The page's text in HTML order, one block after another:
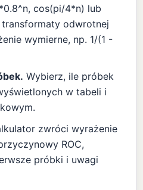
cos(pi/4*n) lub
odwrotnej
wymierne, np. 1/(1 -
Wybierz, ile próbek
w tabeli i
zwróci wyrażenie
ROC,
próbki i uwagi